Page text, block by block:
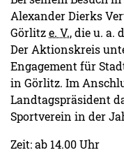
Alexander Dierks
Görlitze. V., die u. a.
Der Aktionskreis
Engagement für
in Görlitz. Im
Landtagspräsident
Sportverein in der
Zeit: ab 14.00 Uhr